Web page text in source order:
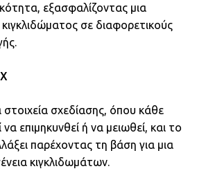
εξασφαλίζοντας μια
σε διαφορετικούς
στοιχεία σχεδίασης, όπου κάθε
να επιμηκυνθεί ή να μειωθεί, και το
παρέχοντας τη βάση για μια
κιγκλιδωμάτων.